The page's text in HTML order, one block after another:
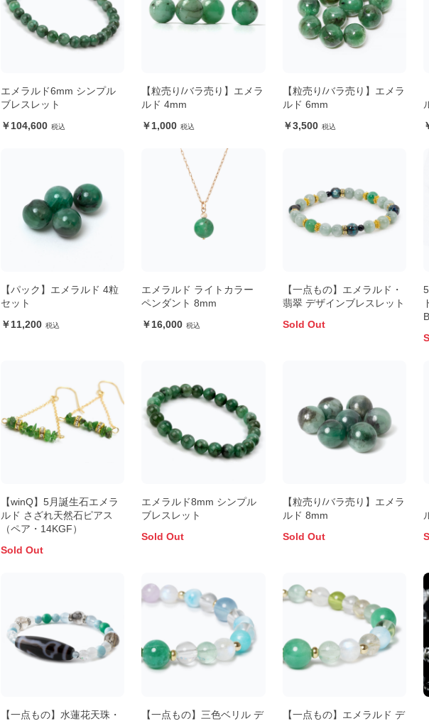
エメラルド6mm シンプル
ブレスレット
104,600
【粒売り/バラ売り】エメラ
ルド 4mm
1,000
【粒売り/バラ売り】エメラ
ルド 6mm
3,500
【パック】エメラルド 4粒
セット
11,200
エメラルド ライトカラー
ペンダント 8mm
16,000
【一点もの】エメラルド・
翡翠 デザインブレスレット
Sold Out
【winQ】5月誕生石エメラ
ルド さざれ天然石ピアス
（ペア・14KGF）
Sold Out
エメラルド8mm シンプル
ブレスレット
Sold Out
【粒売り/バラ売り】エメラ
ルド 8mm
Sold Out
【一点もの】水蓮花天珠・
【一点もの】三色ベリル デ
【一点もの】エメラルド デ